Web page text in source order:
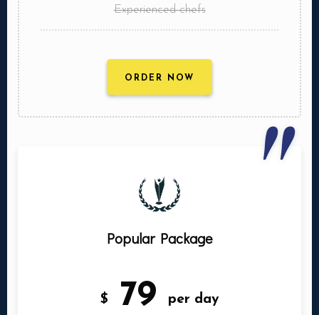
Experienced chefs
ORDER NOW
Popular Package
$ 79 per day